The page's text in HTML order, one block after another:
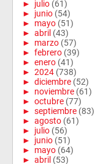
► julio (61)
► junio (54)
► mayo (51)
► abril (43)
► marzo (57)
► febrero (39)
► enero (41)
► 2024 (738)
► diciembre (52)
► noviembre (61)
► octubre (77)
► septiembre (83)
► agosto (61)
► julio (56)
► junio (51)
► mayo (64)
► abril (53)